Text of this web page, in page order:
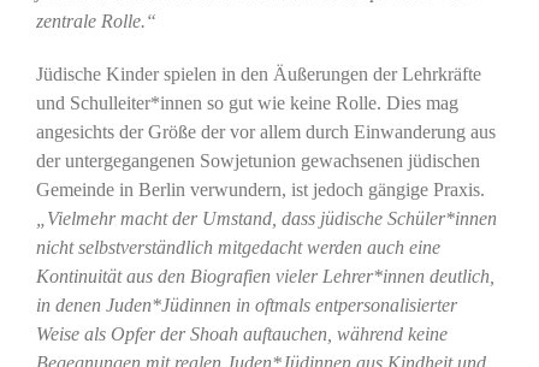
zentrale Rolle.“
Jüdische Kinder spielen in den Äußerungen der Lehrkräfte
und Schulleiter*innen so gut wie keine Rolle. Dies mag
angesichts der Größe der vor allem durch Einwanderung aus
der untergegangenen Sowjetunion gewachsenen jüdischen
Gemeinde in Berlin verwundern, ist jedoch gängige Praxis.
Vielmehr macht der Umstand, dass jüdische Schüler*innen
nicht selbstverständlich mitgedacht werden auch eine
Kontinuität aus den Biografien vieler Lehrer*innen deutlich,
in denen Juden*Jüdinnen in oftmals entpersonalisierter
Weise als Opfer der Shoah auftauchen, während keine
Begegnungen mit realen Juden*Jüdinnen aus Kindheit und